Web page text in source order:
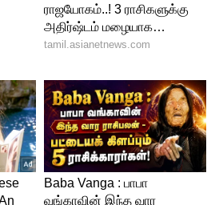
பிடித்தம்
தொகை மட்டுமே